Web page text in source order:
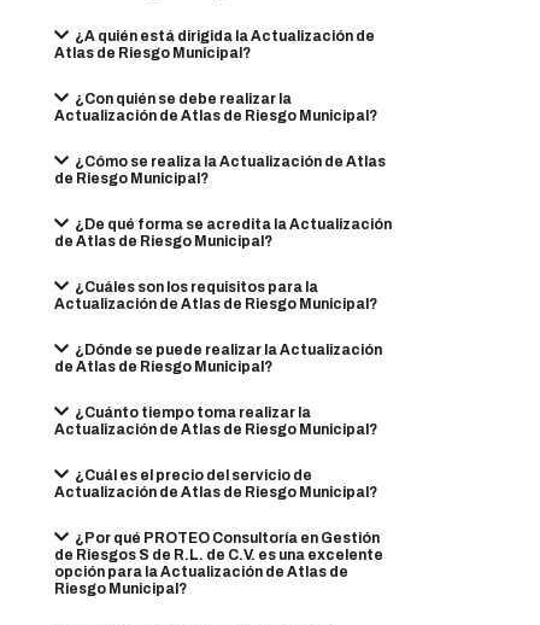
¿A quién está dirigida la Actualización de
Atlas de Riesgo Municipal?
¿Con quién se debe realizar la
Actualización de Atlas de Riesgo Municipal?
¿Cómo se realiza la Actualización de Atlas
de Riesgo Municipal?
¿De qué forma se acredita la Actualización
de Atlas de Riesgo Municipal?
¿Cuáles son los requisitos para la
Actualización de Atlas de Riesgo Municipal?
¿Dónde se puede realizar la Actualización
de Atlas de Riesgo Municipal?
¿Cuánto tiempo toma realizar la
Actualización de Atlas de Riesgo Municipal?
¿Cuál es el precio del servicio de
Actualización de Atlas de Riesgo Municipal?
¿Por qué PROTEO Consultoría en Gestión
de Riesgos S de R.L. de C.V. es una excelente
opción para la Actualización de Atlas de
Riesgo Municipal?